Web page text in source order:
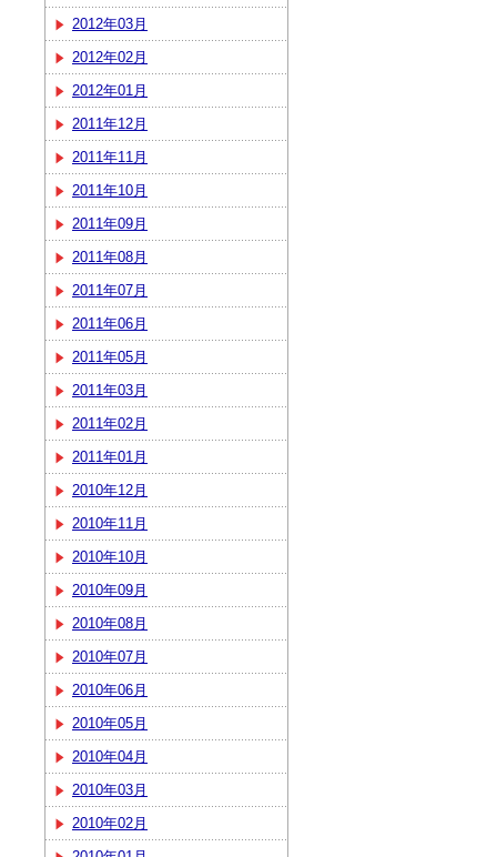
2012年03月
2012年02月
2012年01月
2011年12月
2011年11月
2011年10月
2011年09月
2011年08月
2011年07月
2011年06月
2011年05月
2011年03月
2011年02月
2011年01月
2010年12月
2010年11月
2010年10月
2010年09月
2010年08月
2010年07月
2010年06月
2010年05月
2010年04月
2010年03月
2010年02月